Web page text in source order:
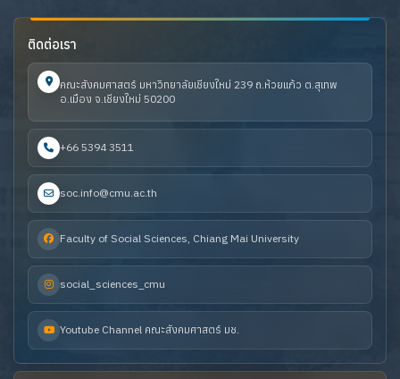
ติดต่อเรา
คณะสังคมศาสตร์ มหาวิทยาลัยเชียงใหม่ 239 ถ.ห้วยแก้ว ต.สุเทพ
อ.เมือง จ.เชียงใหม่ 50200
+66 5394 3511
soc.info@cmu.ac.th
Faculty of Social Sciences, Chiang Mai University
social_sciences_cmu
Youtube Channel คณะสังคมศาสตร์ มช.